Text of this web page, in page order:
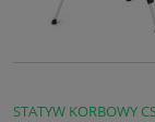
STATYW KORBOWY